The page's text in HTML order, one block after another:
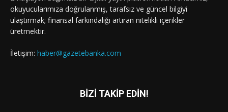
okuyucularımıza doğrulanmış, tarafsız ve güncel bilgiyi
ulaştırmak; finansal farkındalığı artıran nitelikli içerikler
üretmektir.
İletişim: haber@gazetebanka.com
BİZİ TAKİP EDİN!